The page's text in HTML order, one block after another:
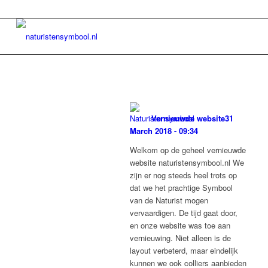
Vernieuwde website31
March 2018 - 09:34
Welkom op de geheel vernieuwde
website naturistensymbool.nl We
zijn er nog steeds heel trots op
dat we het prachtige Symbool
van de Naturist mogen
vervaardigen. De tijd gaat door,
en onze website was toe aan
vernieuwing. Niet alleen is de
layout verbeterd, maar eindelijk
kunnen we ook colliers aanbieden